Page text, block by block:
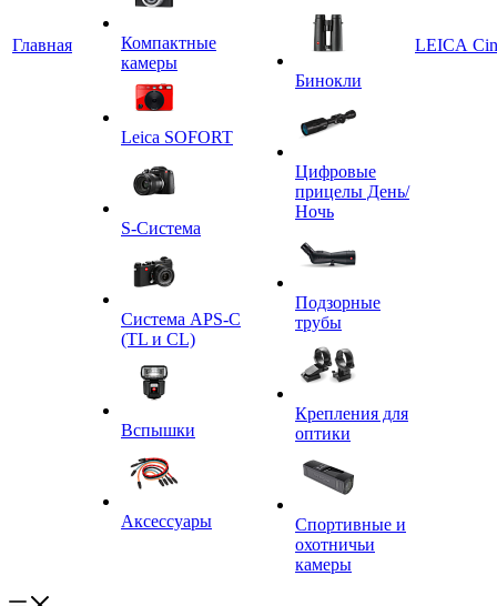
Главная
Компактные
камеры
Leica SOFORT
S-Система
Система APS-C
(TL и CL)
Вспышки
Аксессуары
Бинокли
Цифровые
прицелы День/
Ночь
Подзорные
трубы
Крепления для
оптики
Спортивные и
охотничьи
камеры
LEICA